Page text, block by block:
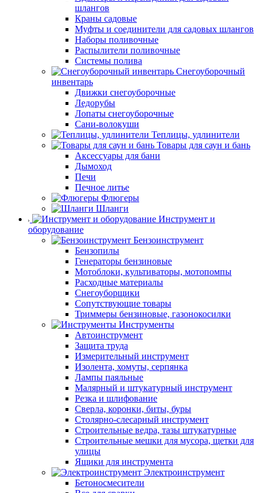
шлангов
Краны садовые
Муфты и соединители для садовых шлангов
Наборы поливочные
Распылители поливочные
Системы полива
Снегоуборочный
инвентарь
Движки снегоуборочные
Ледорубы
Лопаты снегоуборочные
Сани-волокуши
Теплицы, удлинители
Товары для саун и бань
Аксессуары для бани
Дымоход
Печи
Печное литье
Флюгеры
Шланги
Инструмент и
оборудование
Бензоинструмент
Бензопилы
Генераторы бензиновые
Мотоблоки, культиваторы, мотопомпы
Расходные материалы
Снегоуборщики
Сопутствующие товары
Триммеры бензиновые, газонокосилки
Инструменты
Автоинструмент
Защита труда
Измерительный инструмент
Изолента, хомуты, серпянка
Лампы паяльные
Малярный и штукатурный инструмент
Резка и шлифование
Сверла, коронки, биты, буры
Столярно-слесарный инструмент
Строительные ведра, тазы штукатурные
Строительные мешки для мусора, щетки для
улицы
Ящики для инструмента
Электроинструмент
Бетоносмесители